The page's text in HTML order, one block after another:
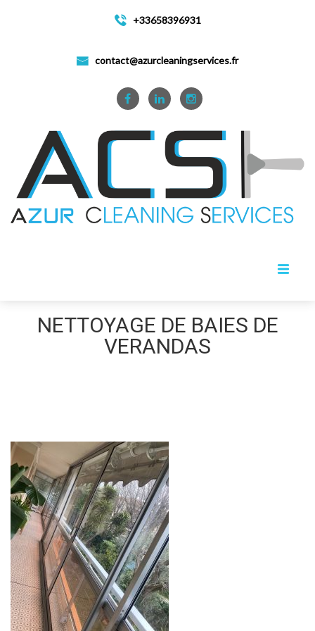
+33658396931
contact@azurcleaningservices.fr
NETTOYAGE DE BAIES DE
VERANDAS